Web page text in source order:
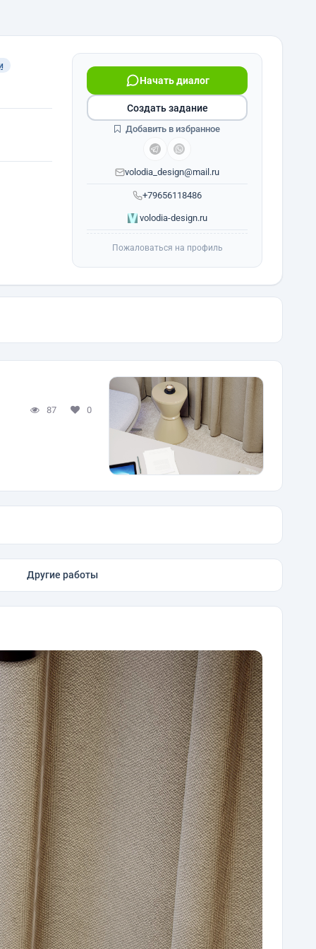
+79656118486
Начать диалог
volodia_design@mail.ru
volodia-design.ru
Создать задание
Добавить в избранное
Пожаловаться на профиль
87 0
Другие работы